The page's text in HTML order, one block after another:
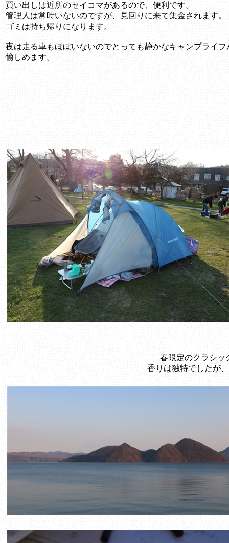
買い出しは近所のセイコマがあるので、便利です。
管理人は常時いないのですが、見回りに来て集金されます。
ゴミは持ち帰りになります。
夜は走る車もほぼいないのでとっても静かなキャンプライフ
愉しめます。
春限定のクラシッ
香りは独特でしたが